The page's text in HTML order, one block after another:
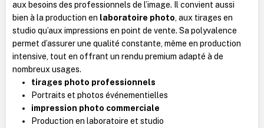
aux besoins des professionnels de l’image. Il convient aussi
bien à la production en laboratoire photo, aux tirages en
studio qu’aux impressions en point de vente. Sa polyvalence
permet d’assurer une qualité constante, même en production
intensive, tout en offrant un rendu premium adapté à de
nombreux usages.
tirages photo professionnels
Portraits et photos événementielles
impression photo commerciale
Production en laboratoire et studio